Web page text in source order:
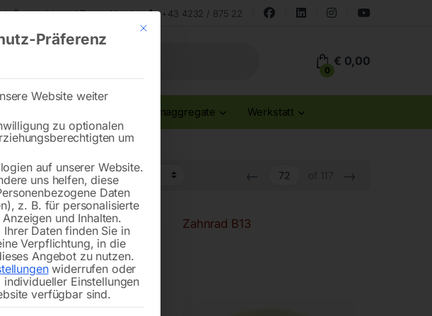
Österreich und Deutschland +43 4232 / 875 22
0
€ 0,00
Stromaggregate Werkstatt
← of 117 →
12 mm
Zahnrad B13
Mit diesem Button wird der Dialog geschlossen. Seine Funktionalität ist
Präferenz
Website weiter
zu optionalen
um
auf unserer Website.
uns helfen, diese
Daten
z. B. für personalisierte
und Inhalten.
Daten finden Sie in
Verpflichtung, in die
Angebot zu nutzen.
widerrufen oder
Einstellungen
verfügbar sind.